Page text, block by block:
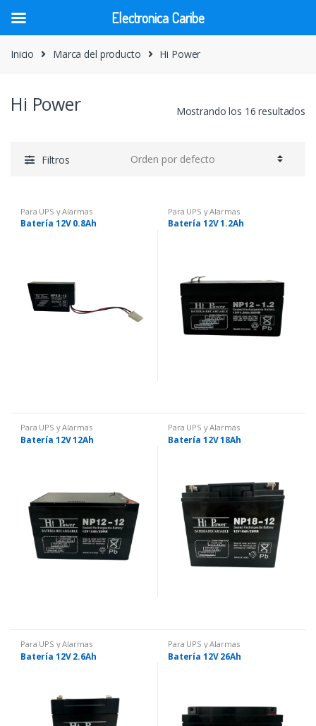
Inicio Marca del producto Hi Power
Hi Power Mostrando los 16 resultados
Filtros
Para UPS y Alarmas
Batería 12V 0.8Ah
Para UPS y Alarmas
Batería 12V 1.2Ah
Para UPS y Alarmas
Batería 12V 12Ah
Para UPS y Alarmas
Batería 12V 18Ah
Para UPS y Alarmas
Batería 12V 2.6Ah
Para UPS y Alarmas
Batería 12V 26Ah
Electronica Caribe